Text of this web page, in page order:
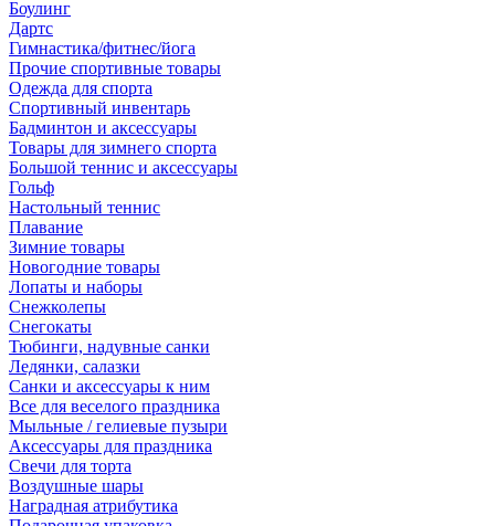
Боулинг
Дартс
Гимнастика/фитнес/йога
Прочие спортивные товары
Одежда для спорта
Спортивный инвентарь
Бадминтон и аксессуары
Товары для зимнего спорта
Большой теннис и аксессуары
Гольф
Настольный теннис
Плавание
Зимние товары
Новогодние товары
Лопаты и наборы
Снежколепы
Снегокаты
Тюбинги, надувные санки
Ледянки, салазки
Санки и аксессуары к ним
Все для веселого праздника
Мыльные / гелиевые пузыри
Аксессуары для праздника
Свечи для торта
Воздушные шары
Наградная атрибутика